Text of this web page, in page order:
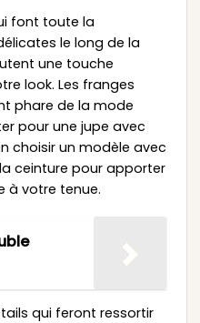
font toute la
le long de la
une touche
look. Les franges
phare de la mode
pour une jupe avec
choisir un modèle avec
ceinture pour apporter
à votre tenue.
qui feront ressortir